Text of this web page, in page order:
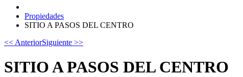
Propiedades
SITIO A PASOS DEL CENTRO
<< AnteriorSiguiente >>
SITIO A PASOS DEL CENTRO